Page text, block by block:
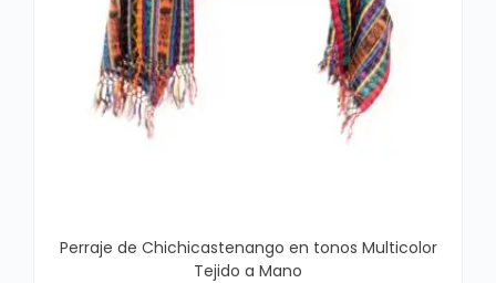
Perraje de Chichicastenango en tonos Multicolor
Tejido a Mano